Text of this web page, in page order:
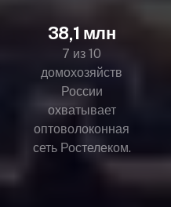
38,1 млн
7 из 10
домохозяйств
России
охватывает
оптоволоконная
сеть Ростелеком.